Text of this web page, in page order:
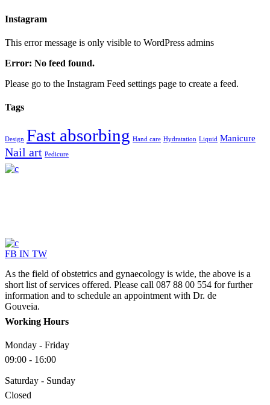
Instagram
This error message is only visible to WordPress admins
Error: No feed found.
Please go to the Instagram Feed settings page to create a feed.
Tags
Design Fast absorbing Hand care Hydratation Liquid Manicure
Nail art Pedicure
FB IN TW
As the field of obstetrics and gynaecology is wide, the above is a
short list of services offered. Please call 087 88 00 554 for further
information and to schedule an appointment with Dr. de
Gouveia.
Working Hours
Monday - Friday
09:00 - 16:00
Saturday - Sunday
Closed